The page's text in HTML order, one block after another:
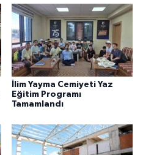
İlim Yayma Cemiyeti Yaz
Eğitim Programı
Tamamlandı